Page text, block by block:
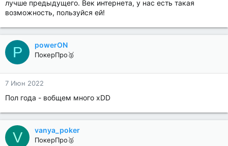
лучше предыдущего. Век интернета, у нас есть такая
возможность, пользуйся ей!
P powerON
ПокерПро🥈
7 Июн 2022
Пол года - вобщем много xDD
V vanya_poker
ПокерПро🥈